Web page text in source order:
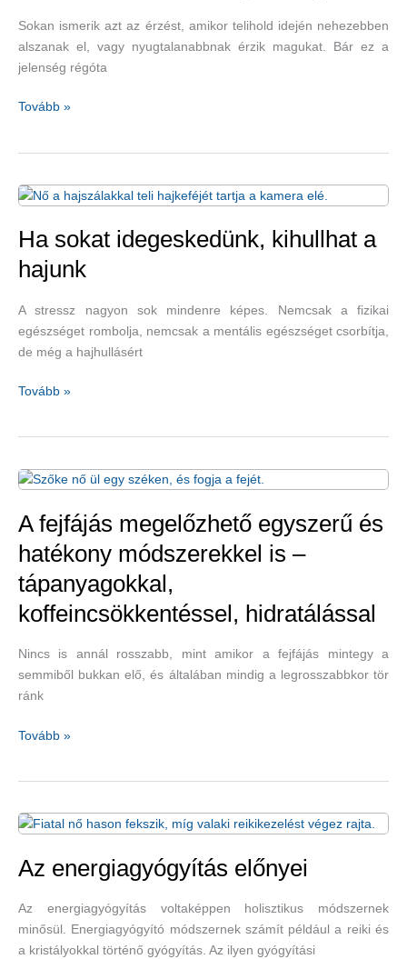
Sokan ismerik azt az érzést, amikor telihold idején nehezebben
alszanak el, vagy nyugtalanabbnak érzik magukat. Bár ez a
jelenség régóta
A
egészségre
Tovább »
Ha sokat idegeskedünk, kihullhat a
hajunk
A stressz nagyon sok mindenre képes. Nemcsak a fizikai
egészséget rombolja, nemcsak a mentális egészséget csorbítja,
de még a hajhullásért
Ha
a
Tovább »
A fejfájás megelőzhető egyszerű és
hatékony módszerekkel is –
tápanyagokkal,
koffeincsökkentéssel, hidratálással
Nincs is annál rosszabb, mint amikor a fejfájás mintegy a
semmiből bukkan elő, és általában mindig a legrosszabbkor tör
ránk
A
és
módszerekkel
–
tápanyagokkal,
koffeincsökkentéssel,
Tovább »
Az energiagyógyítás előnyei
Az energiagyógyítás voltaképpen holisztikus módszernek
minősül. Energiagyógyító módszernek számít például a reiki és
a kristályokkal történő gyógyítás. Az ilyen gyógyítási